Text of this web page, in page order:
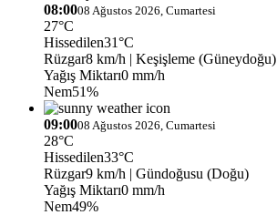
08:0008 Ağustos 2026, Cumartesi
27°C
Hissedilen31°C
Rüzgar8 km/h | Keşişleme (Güneydoğu)
Yağış Miktarı0 mm/h
Nem51%
09:0008 Ağustos 2026, Cumartesi
28°C
Hissedilen33°C
Rüzgar9 km/h | Gündoğusu (Doğu)
Yağış Miktarı0 mm/h
Nem49%